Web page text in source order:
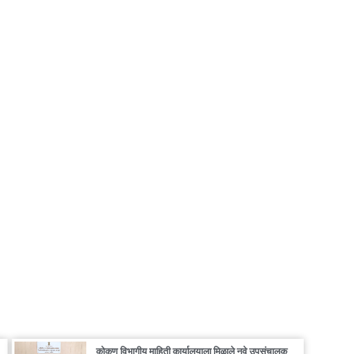
कोकण विभागीय माहिती कार्यालयाला मिळाले नवे उपसंचालक